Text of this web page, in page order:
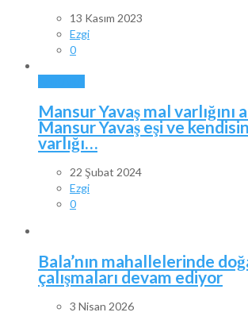
13 Kasım 2023
Ezgi
0
Mansur Yavaş mal varlığını
Mansur Yavaş eşi ve
varlığı…
22 Şubat 2024
Ezgi
0
Bala’nın mahallelerinde
çalışmaları devam ediyor
3 Nisan 2026